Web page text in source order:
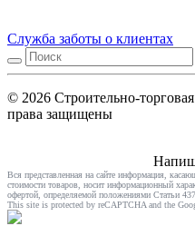
Служба заботы о клиентах
© 2026 Строительно-
права защищены
Вся представленная на сайте информация,
стоимости товаров, носит информационный
офертой, определяемой положениями Статьи
This site is protected by reCAPTCHA and the